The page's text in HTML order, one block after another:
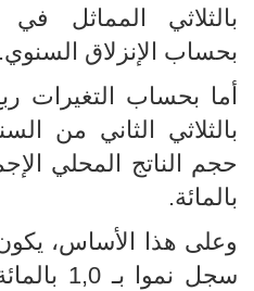
بالثلاثي المماثل
بحساب الإنزلاق السنوي.
أما بحساب التغيرات
بالثلاثي الثاني من
بالمائة.
وعلى هذا الأساس،
سجل